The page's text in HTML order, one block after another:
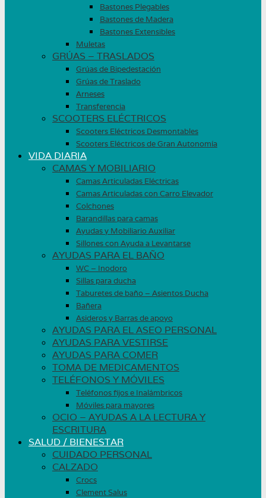
Bastones Plegables
Bastones de Madera
Bastones Extensibles
Muletas
GRÚAS – TRASLADOS
Grúas de Bipedestación
Grúas de Traslado
Arneses
Transferencia
SCOOTERS ELÉCTRICOS
Scooters Eléctricos Desmontables
Scooters Eléctricos de Gran Autonomía
VIDA DIARIA
CAMAS Y MOBILIARIO
Camas Articuladas Eléctricas
Camas Articuladas con Carro Elevador
Colchones
Barandillas para camas
Ayudas y Mobiliario Auxiliar
Sillones con Ayuda a Levantarse
AYUDAS PARA EL BAÑO
WC – Inodoro
Sillas para ducha
Taburetes de baño – Asientos Ducha
Bañera
Asideros y Barras de apoyo
AYUDAS PARA EL ASEO PERSONAL
AYUDAS PARA VESTIRSE
AYUDAS PARA COMER
TOMA DE MEDICAMENTOS
TELÉFONOS Y MÓVILES
Teléfonos fijos e Inalámbricos
Móviles para mayores
OCIO – AYUDAS A LA LECTURA Y
ESCRITURA
SALUD / BIENESTAR
CUIDADO PERSONAL
CALZADO
Crocs
Clement Salus